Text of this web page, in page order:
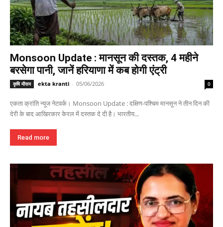
Monsoon Update : मानसून की दस्तक, 4 महीने
बरसेगा पानी, जानें हरियाणा में कब होगी एंट्री
कृषि मौसम ekta kranti - 05/06/2026 0
एकता क्रांति न्यूज नेटवर्क। Monsoon Update : दक्षिण-पश्चिम मानसून ने तीन दिन की
देरी के बाद आखिरकार केरल में दस्तक दे दी है। भारतीय...
Read more